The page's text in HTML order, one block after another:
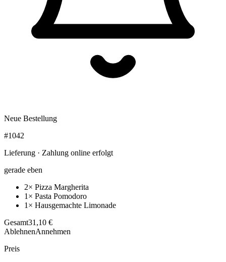
Neue Bestellung
#1042
Lieferung · Zahlung online erfolgt
gerade eben
2× Pizza Margherita
1× Pasta Pomodoro
1× Hausgemachte Limonade
Gesamt31,10 €
AblehnenAnnehmen
Preis